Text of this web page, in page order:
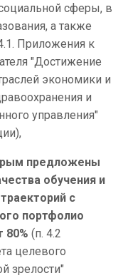
сферы, в
а также
Приложения к
"Достижение
экономики и
и
управления"
предложены
обучения и
с
портфолио
80% (п. 4.2
целевого
зрелости"